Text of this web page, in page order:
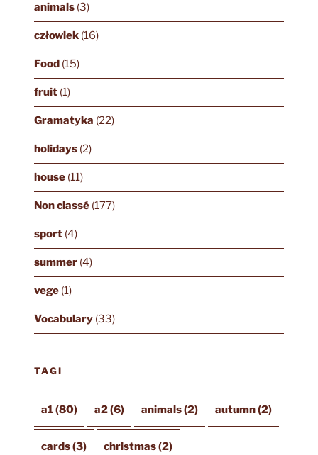
animals(3)
człowiek(16)
Food(15)
fruit(1)
Gramatyka (22)
holidays(2)
house(11)
Non classé(177)
sport(4)
summer(4)
vege(1)
Vocabulary(33)
TAGI
a1(80) a2(6) animals(2) autumn(2)
cards(3) christmas(2)